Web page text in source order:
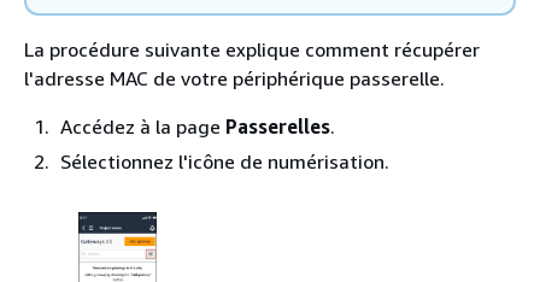
La procédure suivante explique comment récupérer
l'adresse MAC de votre périphérique passerelle.
Accédez à la page Passerelles.
Sélectionnez l'icône de numérisation.